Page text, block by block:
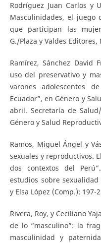
Rodríguez Juan Carlos y
Masculinidades, el juego
que participan las
G./Plaza y Valdes Editores,
Ramírez, Sánchez David
uso del preservativo y
varones adolescentes
Ecuador”, en Género y
abril. Secretaría de
Género y Salud
Ramos, Miguel Ángel y
sexuales y reproductivos.
dos contextos del
estudios sobre
y Elsa López (Comp.): 197-
Rivera, Roy, y Ceciliano
de lo “masculino”: la
masculinidad y